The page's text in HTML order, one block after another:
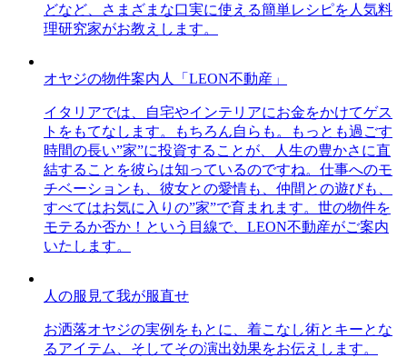
どなど、さまざまな口実に使える簡単レシピを人気料
理研究家がお教えします。
オヤジの物件案内人「LEON不動産」
イタリアでは、自宅やインテリアにお金をかけてゲス
トをもてなします。もちろん自らも。もっとも過ごす
時間の長い”家”に投資することが、人生の豊かさに直
結することを彼らは知っているのですね。仕事へのモ
チベーションも、彼女との愛情も、仲間との遊びも、
すべてはお気に入りの”家”で育まれます。世の物件を
モテるか否か！という目線で、LEON不動産がご案内
いたします。
人の服見て我が服直せ
お洒落オヤジの実例をもとに、着こなし術とキーとな
るアイテム、そしてその演出効果をお伝えします。